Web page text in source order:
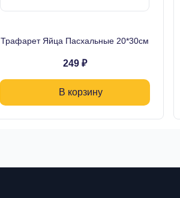
Трафарет Яйца Пасхальные 20*30см
249 ₽
В корзину